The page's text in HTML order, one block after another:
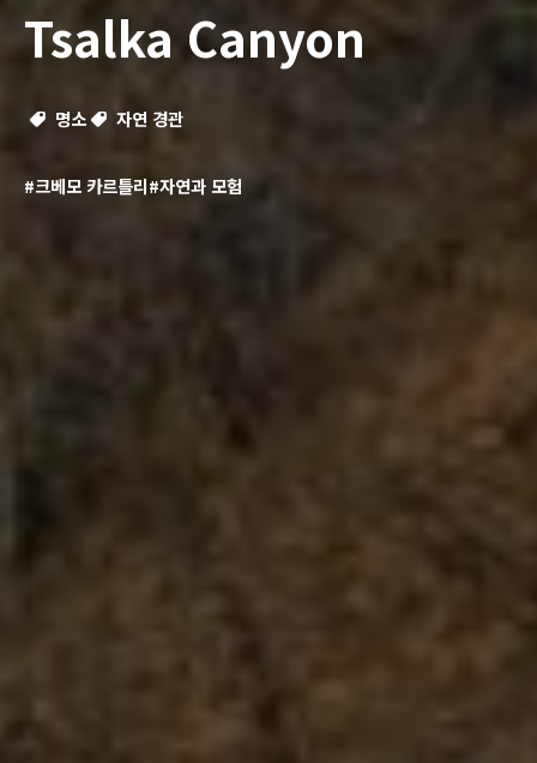
Tsalka Canyon
명소 자연 경관
#크베모 카르틀리#자연과 모험